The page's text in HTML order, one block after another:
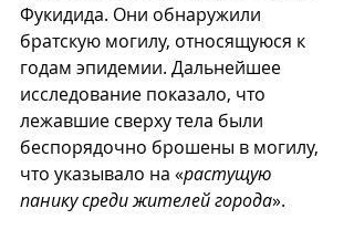
Фукидида. Они обнаружили
братскую могилу, относящуюся к
годам эпидемии. Дальнейшее
исследование показало, что
лежавшие сверху тела были
беспорядочно брошены в могилу,
что указывало на «растущую
панику среди жителей города».